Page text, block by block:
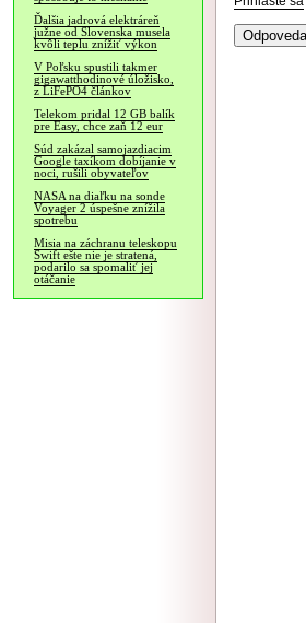
Ďalšia jadrová elektráreň
južne od Slovenska musela
kvôli teplu znížiť výkon
V Poľsku spustili takmer
gigawatthodinové úložisko,
z LiFePO4 článkov
Telekom pridal 12 GB balík
pre Easy, chce zaň 12 eur
Súd zakázal samojazdiacim
Google taxíkom dobíjanie v
noci, rušili obyvateľov
NASA na diaľku na sonde
Voyager 2 úspešne znížila
spotrebu
Misia na záchranu teleskopu
Swift ešte nie je stratená,
podarilo sa spomaliť jej
otáčanie